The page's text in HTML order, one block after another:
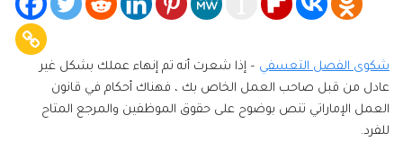
شكوى الفصل التعسفي – إذا شعرت أنه تم إنهاء عملك بشكل غير
عادل من قبل صاحب العمل الخاص بك ، فهناك أحكام في قانون
العمل الإماراتي تنص بوضوح على حقوق الموظفين والمرجع المتاح
للفرد.